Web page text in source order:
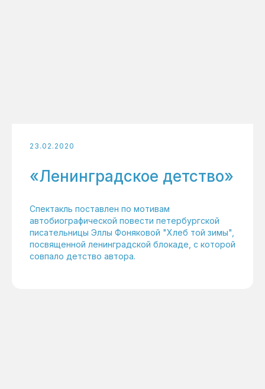
23.02.2020
«Ленинградское детство»
Спектакль поставлен по мотивам
автобиографической повести петербургской
писательницы Эллы Фоняковой "Хлеб той зимы",
посвященной ленинградской блокаде, с которой
совпало детство автора.